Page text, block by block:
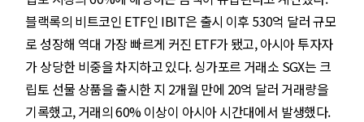
블랙록의 비트코인 ETF인 IBIT은 출시 이후 530억 달러 규모
로 성장해 역대 가장 빠르게 커진 ETF가 됐고, 아시아 투자자
가 상당한 비중을 차지하고 있다. 싱가포르 거래소 SGX는 크
립토 선물 상품을 출시한 지 2개월 만에 20억 달러 거래량을
기록했고, 거래의 60% 이상이 아시아 시간대에서 발생했다.